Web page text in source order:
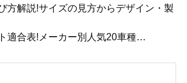
方解説!サイズの見方からデザイン・製
適合表!メーカー別人気20車種…